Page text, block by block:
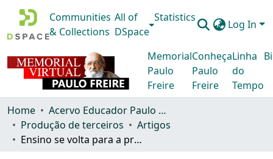
Communities
& Collections
All of
DSpace
Statistics
Log In
Memorial
Paulo
Freire
Conheça
Paulo
Freire
Linha
do
Tempo
Home
Acervo Educador Paulo Freire
Produção de terceiros
Artigos
Ensino se volta para a profissionalização